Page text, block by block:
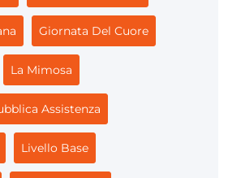
Giornata Del Cuore
La Mimosa
Assistenza
Livello Base